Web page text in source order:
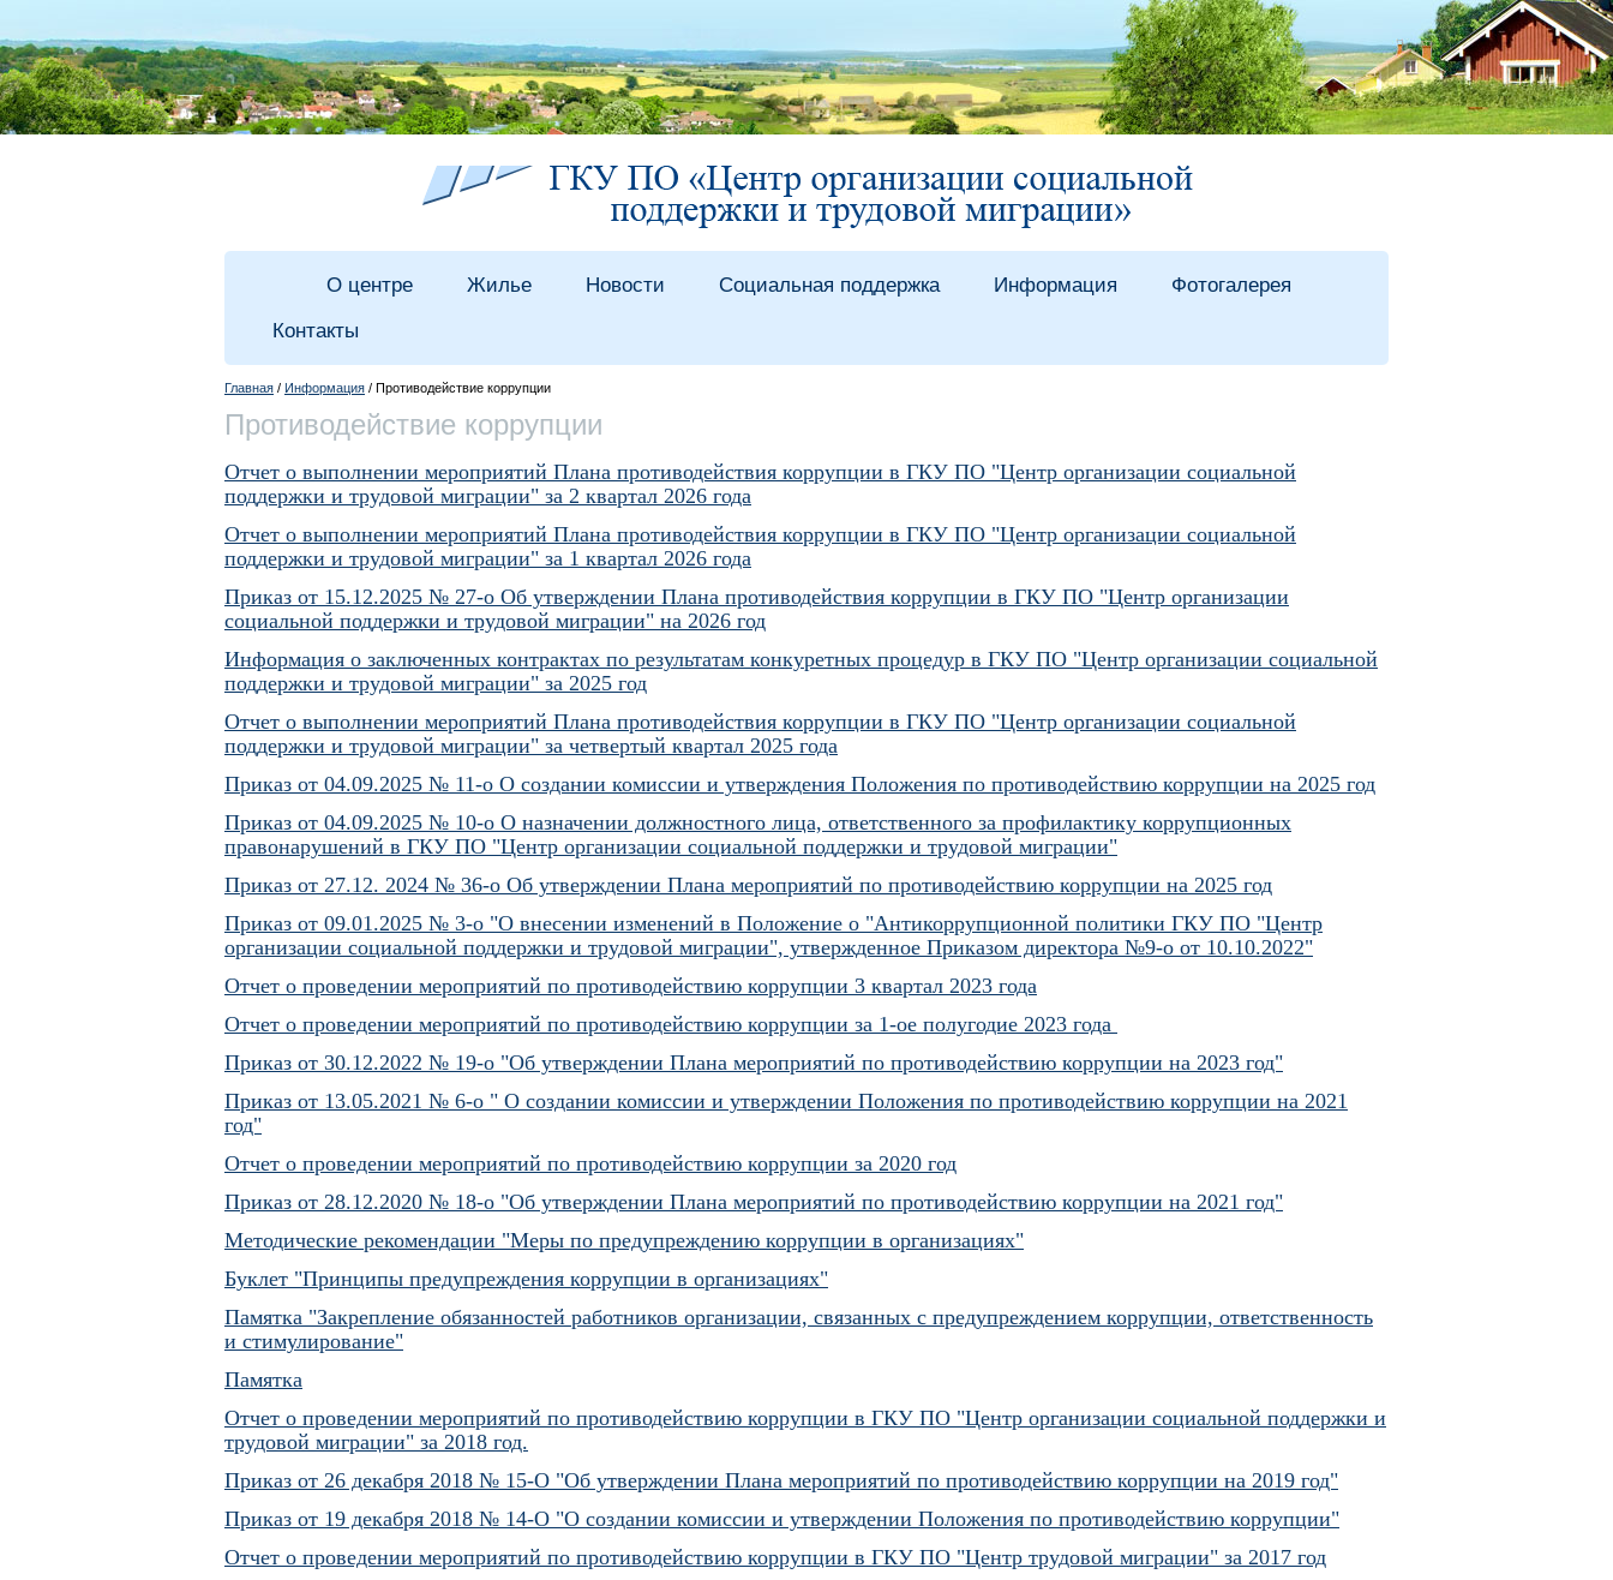
О центре Жилье Новости Социальная поддержка Информация
Фотогалерея
Контакты
Главная / Информация / Противодействие коррупции
Противодействие коррупции
Отчет о выполнении мероприятий Плана противодействия коррупции в ГКУ ПО "Центр организации социальной
поддержки и трудовой миграции" за 2 квартал 2026 года
Отчет о выполнении мероприятий Плана противодействия коррупции в ГКУ ПО "Центр организации социальной
поддержки и трудовой миграции" за 1 квартал 2026 года
Приказ от 15.12.2025 № 27-о Об утверждении Плана противодействия коррупции в ГКУ ПО "Центр организации
социальной поддержки и трудовой миграции" на 2026 год
Информация о заключенных контрактах по результатам конкуретных процедур в ГКУ ПО "Центр организации социальной
поддержки и трудовой миграции" за 2025 год
Отчет о выполнении мероприятий Плана противодействия коррупции в ГКУ ПО "Центр организации социальной
поддержки и трудовой миграции" за четвертый квартал 2025 года
Приказ от 04.09.2025 № 11-о О создании комиссии и утверждения Положения по противодействию коррупции на 2025 год
Приказ от 04.09.2025 № 10-о О назначении должностного лица, ответственного за профилактику коррупционных
правонарушений в ГКУ ПО "Центр организации социальной поддержки и трудовой миграции"
Приказ от 27.12. 2024 № 36-о Об утверждении Плана мероприятий по противодействию коррупции на 2025 год
Приказ от 09.01.2025 № 3-о "О внесении изменений в Положение о "Антикоррупционной политики ГКУ ПО "Центр
организации социальной поддержки и трудовой миграции", утвержденное Приказом директора №9-о от 10.10.2022"
Отчет о проведении мероприятий по противодействию коррупции 3 квартал 2023 года
Отчет о проведении мероприятий по противодействию коррупции за 1-ое полугодие 2023 года
Приказ от 30.12.2022 № 19-о "Об утверждении Плана мероприятий по противодействию коррупции на 2023 год"
Приказ от 13.05.2021 № 6-о " О создании комиссии и утверждении Положения по противодействию коррупции на 2021
год"
Отчет о проведении мероприятий по противодействию коррупции за 2020 год
Приказ от 28.12.2020 № 18-о "Об утверждении Плана мероприятий по противодействию коррупции на 2021 год"
Методические рекомендации "Меры по предупреждению коррупции в организациях"
Буклет "Принципы предупреждения коррупции в организациях"
Памятка "Закрепление обязанностей работников организации, связанных с предупреждением коррупции, ответственность
и стимулирование"
Памятка
Отчет о проведении мероприятий по противодействию коррупции в ГКУ ПО "Центр организации социальной поддержки и
трудовой миграции" за 2018 год.
Приказ от 26 декабря 2018 № 15-О "Об утверждении Плана мероприятий по противодействию коррупции на 2019 год"
Приказ от 19 декабря 2018 № 14-О "О создании комиссии и утверждении Положения по противодействию коррупции"
Отчет о проведении мероприятий по противодействию коррупции в ГКУ ПО "Центр трудовой миграции" за 2017 год